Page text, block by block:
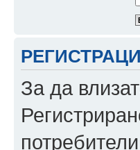
За да